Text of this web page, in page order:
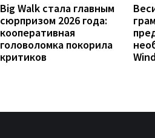
Big Walk стала главным
сюрпризом 2026 года:
кооперативная
головоломка покорила
критиков